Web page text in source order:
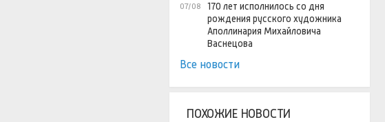
07/08
170 лет исполнилось со дня
рождения русского художника
Аполлинария Михайловича
Васнецова
Все новости
ПОХОЖИЕ НОВОСТИ